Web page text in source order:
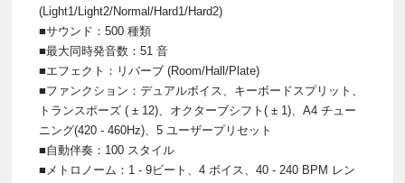
(Light1/Light2/Normal/Hard1/Hard2)
■サウンド：500 種類
■最大同時発音数：51 音
■エフェクト：リバーブ (Room/Hall/Plate)
■ファンクション：デュアルボイス、キーボードスプリット、
トランスポーズ ( ± 12)、オクターブシフト( ± 1)、A4 チュー
ニング(420 - 460Hz)、5 ユーザープリセット
■自動伴奏：100 スタイル
■メトロノーム：1 - 9ビート、4 ボイス、40 - 240 BPM レン